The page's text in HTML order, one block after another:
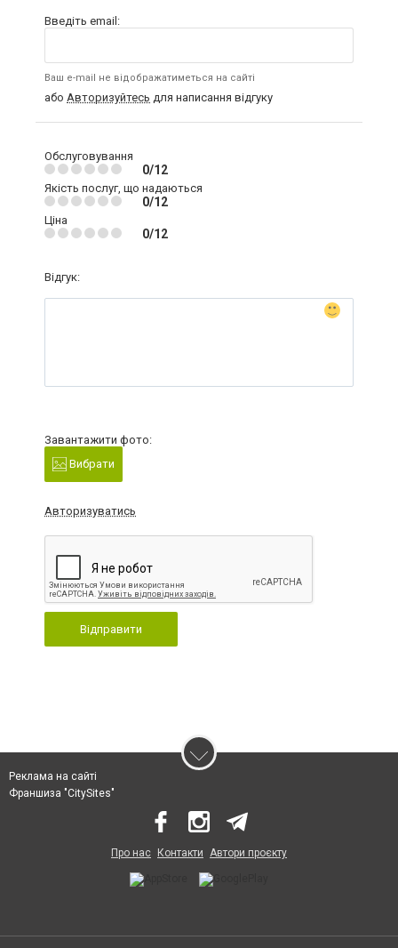
Введіть email:
Ваш e-mail не відображатиметься на сайті
або Авторизуйтесь для написання відгуку
Обслуговування
0/12
Якість послуг, що надаються
0/12
Ціна
0/12
Відгук:
Завантажити фото:
Вибрати
Авторизуватись
Відправити
Реклама на сайті
Франшиза "CitySites"
Про нас Контакти Автори проєкту